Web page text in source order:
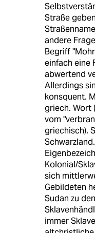
Straße
andere
Begriff
einfach eine
abwertend
Allerdings
konsquent.
griech. Wort
vom
griechisch).
Kolonial/
sich
Gebildeten
Sudan zu
immer